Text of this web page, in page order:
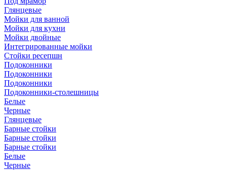
Глянцевые
Мойки для ванной
Мойки для кухни
Мойки двойные
Интегрированные мойки
Стойки ресепшн
Подоконники
Подоконники
Подоконники
Подоконники-столешницы
Белые
Черные
Глянцевые
Барные стойки
Барные стойки
Барные стойки
Белые
Черные